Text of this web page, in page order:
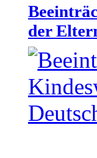
der